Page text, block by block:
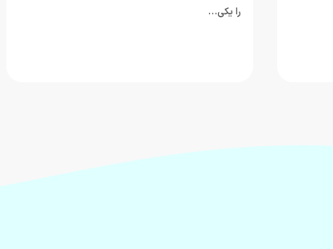
ملی‌پوش پرافتخار و از…